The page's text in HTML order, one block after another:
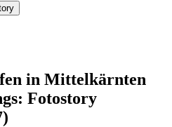
in Mittelkärnten
Fotostory